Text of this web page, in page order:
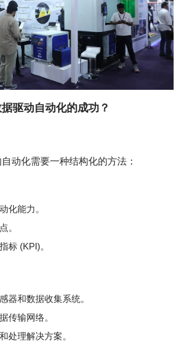
驱动自动化的成功？
动化需要一种结构化的方法：
化能力。
。
标 (KPI)。
器和数据收集系统。
传输网络。
处理解决方案。